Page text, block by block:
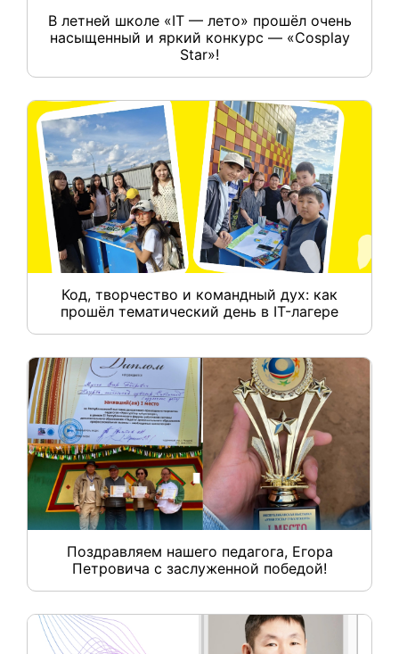
В летней школе «IT — лето» прошёл очень
насыщенный и яркий конкурс — «Cosplay
Star»!
Код, творчество и командный дух: как
прошёл тематический день в IT-лагере
Поздравляем нашего педагога, Егора
Петровича с заслуженной победой!